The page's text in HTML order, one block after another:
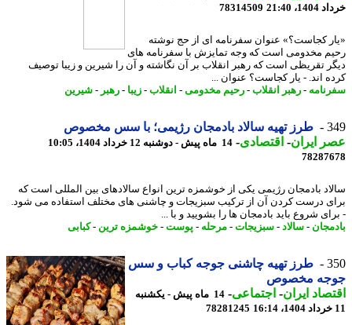
21:40
78314509
کجاست؟» عنوان سفرنامه ای از حج نوشته
مخدومی است که وجه تمایزش با سفرنامه های
تقریظی است که رهبر انقلاب بر آن نگاشته و آن را شیرین و زیبا توصیف
اند. - یار کجاست؟ عنوان ...
-رهبر انقلاب-رحیم مخدومی-انقلاب-زیبا- رهبر -شیرین
طرز تهیه سالاد بادمجان رژیمی؛ با سس مخصوص
ایران- اقتصادی-14 ماه پیش - دوشنبه 12 خرداد 1404، 10:05
بادمجان رژیمی یکی از خوشمزه ترین انواع سالادهای بین المللی است که
درست کردن آن از ترکیب سبزیجات و چاشنی های مختلف استفاده می شود.
شروع باید بادمجان ها را بشویید و با ...
-سالاد-سبزیجات-مرحله-پوست-خوشمزه ترین- کبابی
طرز تهیه چاشنی جوجه کباب و سس
مخصوص
ایران- اجتماعی-
14 ماه پیش - یکشنبه
78281245